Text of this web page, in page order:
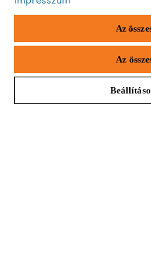
Firefox
Az
Az